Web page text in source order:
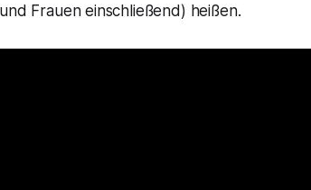
Frauen einschließend) heißen.